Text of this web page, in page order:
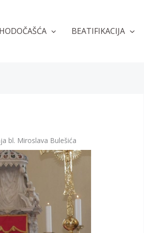
HODOČAŠĆA BEATIFIKACIJA
bl. Miroslava Bulešića